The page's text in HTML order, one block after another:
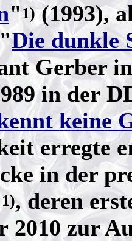
"1)(1993),
Die dunkle
Gerber
in der
keine
erregte
in der
1), deren
2010 zur